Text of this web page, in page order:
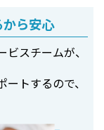
ら安心
スチームが、
トするので、